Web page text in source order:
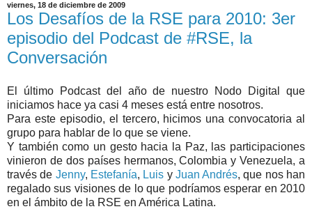
viernes, 18 de diciembre de 2009
Los Desafíos de la RSE para 2010: 3er
episodio del Podcast de #RSE, la
Conversación
El último Podcast del año de nuestro Nodo Digital que
iniciamos hace ya casi 4 meses está entre nosotros.
Para este episodio, el tercero, hicimos una convocatoria al
grupo para hablar de lo que se viene.
Y también como un gesto hacia la Paz, las participaciones
vinieron de dos países hermanos, Colombia y Venezuela, a
través de Jenny, Estefanía, Luis y Juan Andrés, que nos han
regalado sus visiones de lo que podríamos esperar en 2010
en el ámbito de la RSE en América Latina.